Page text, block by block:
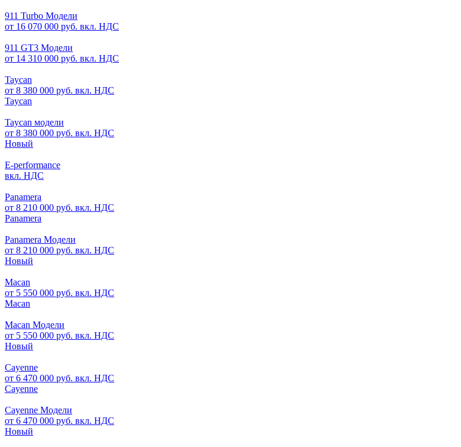
911 Turbo Модели
от 16 070 000 руб. вкл. НДС
911 GT3 Модели
от 14 310 000 руб. вкл. НДС
Taycan
от 8 380 000 руб. вкл. НДС
Taycan
Taycan модели
от 8 380 000 руб. вкл. НДС
Новый
E-performance
вкл. НДС
Panamera
от 8 210 000 руб. вкл. НДС
Panamera
Panamera Модели
от 8 210 000 руб. вкл. НДС
Новый
Macan
от 5 550 000 руб. вкл. НДС
Macan
Macan Модели
от 5 550 000 руб. вкл. НДС
Новый
Cayenne
от 6 470 000 руб. вкл. НДС
Cayenne
Cayenne Модели
от 6 470 000 руб. вкл. НДС
Новый